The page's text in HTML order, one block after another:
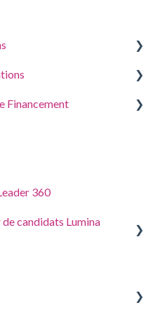
en ligne
Financement
360
candidats Lumina
(ATS)